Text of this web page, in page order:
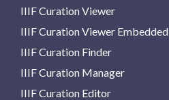
IIIF Curation Viewer
IIIF Curation Viewer Embedded
IIIF Curation Finder
IIIF Curation Manager
IIIF Curation Editor